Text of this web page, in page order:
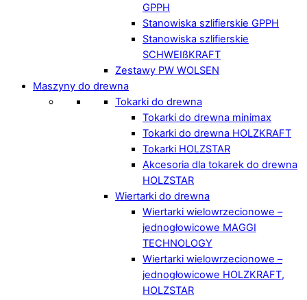
GPPH
Stanowiska szlifierskie GPPH
Stanowiska szlifierskie
SCHWEIßKRAFT
Zestawy PW WOLSEN
Maszyny do drewna
Tokarki do drewna
Tokarki do drewna minimax
Tokarki do drewna HOLZKRAFT
Tokarki HOLZSTAR
Akcesoria dla tokarek do drewna
HOLZSTAR
Wiertarki do drewna
Wiertarki wielowrzecionowe –
jednogłowicowe MAGGI
TECHNOLOGY
Wiertarki wielowrzecionowe –
jednogłowicowe HOLZKRAFT,
HOLZSTAR